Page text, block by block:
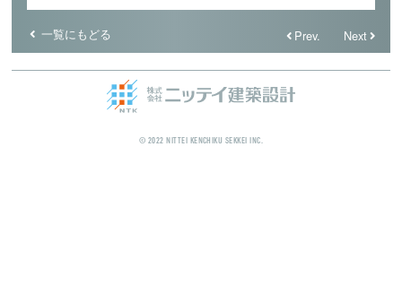
一覧にもどる Prev. Next
© 2022 NITTEI KENCHIKU SEKKEI INC.